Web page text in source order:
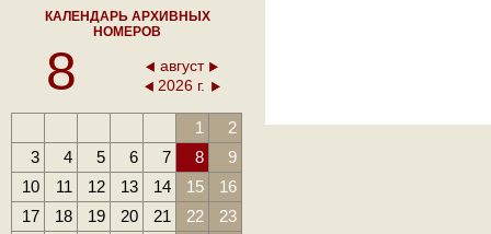
КАЛЕНДАРЬ АРХИВНЫХ
НОМЕРОВ
8
август
2026 г.
1
2
3
4 5 6 7 8
9
10
11 12 13 14 15
16
17
18 19 20 21 22
23